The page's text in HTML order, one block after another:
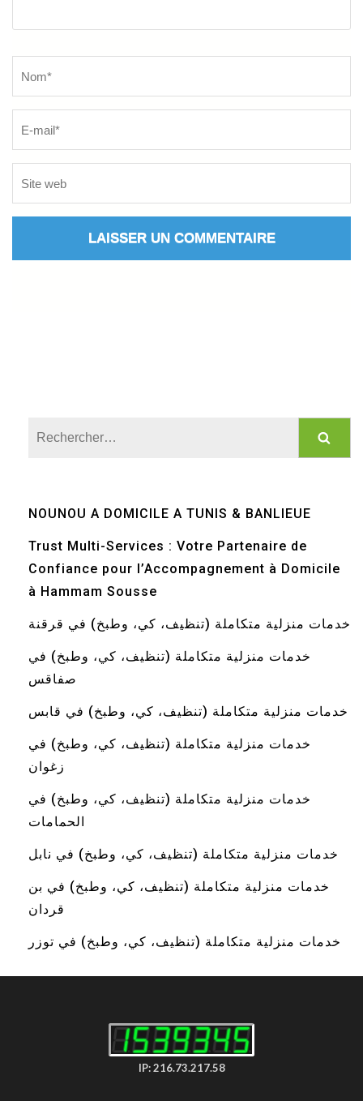
NOUNOU A DOMICILE A TUNIS & BANLIEUE
Trust Multi-Services : Votre Partenaire de
Confiance pour l’Accompagnement à Domicile
à Hammam Sousse
خدمات منزلية متكاملة (تنظيف، كي، وطبخ) في قرقنة
خدمات منزلية متكاملة (تنظيف، كي، وطبخ) في
صفاقس
خدمات منزلية متكاملة (تنظيف، كي، وطبخ) في قابس
خدمات منزلية متكاملة (تنظيف، كي، وطبخ) في
زغوان
خدمات منزلية متكاملة (تنظيف، كي، وطبخ) في
الحمامات
خدمات منزلية متكاملة (تنظيف، كي، وطبخ) في نابل
خدمات منزلية متكاملة (تنظيف، كي، وطبخ) في بن
قردان
خدمات منزلية متكاملة (تنظيف، كي، وطبخ) في توزر
IP: 216.73.217.58